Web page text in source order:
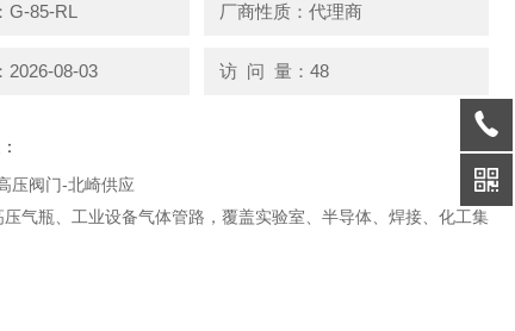
G-85-RL 厂商性质：代理商
2026-08-03 访 问 量：48
压阀门-北崎供应
气瓶、工业设备气体管路，覆盖实验室、半导体、焊接、化工集